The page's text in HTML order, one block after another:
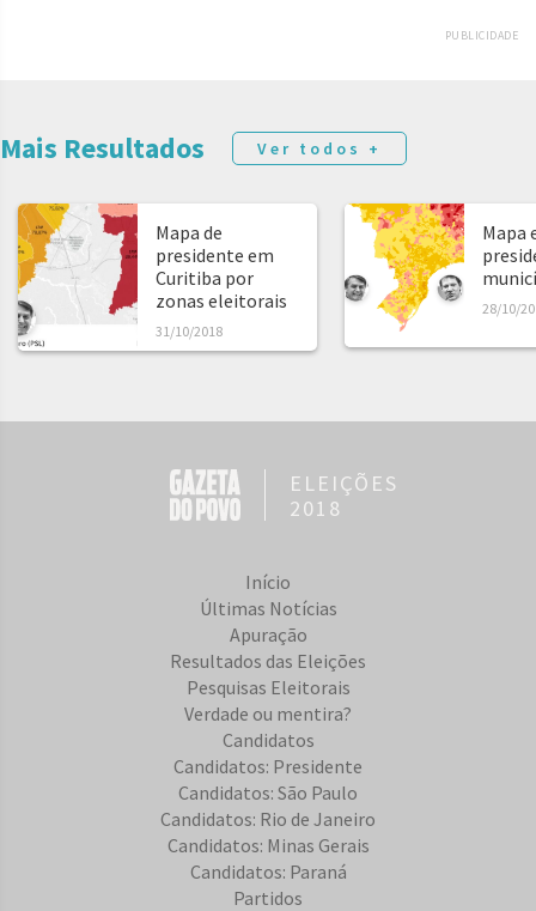
PUBLICIDADE
Mais Resultados Ver todos +
Mapa de
presidente em
Curitiba por
zonas eleitorais
31/10/2018
Mapa
28/10/
ELEIÇÕES
2018
Início
Últimas Notícias
Apuração
Resultados das Eleições
Pesquisas Eleitorais
Verdade ou mentira?
Candidatos
Candidatos: Presidente
Candidatos: São Paulo
Candidatos: Rio de Janeiro
Candidatos: Minas Gerais
Candidatos: Paraná
Partidos